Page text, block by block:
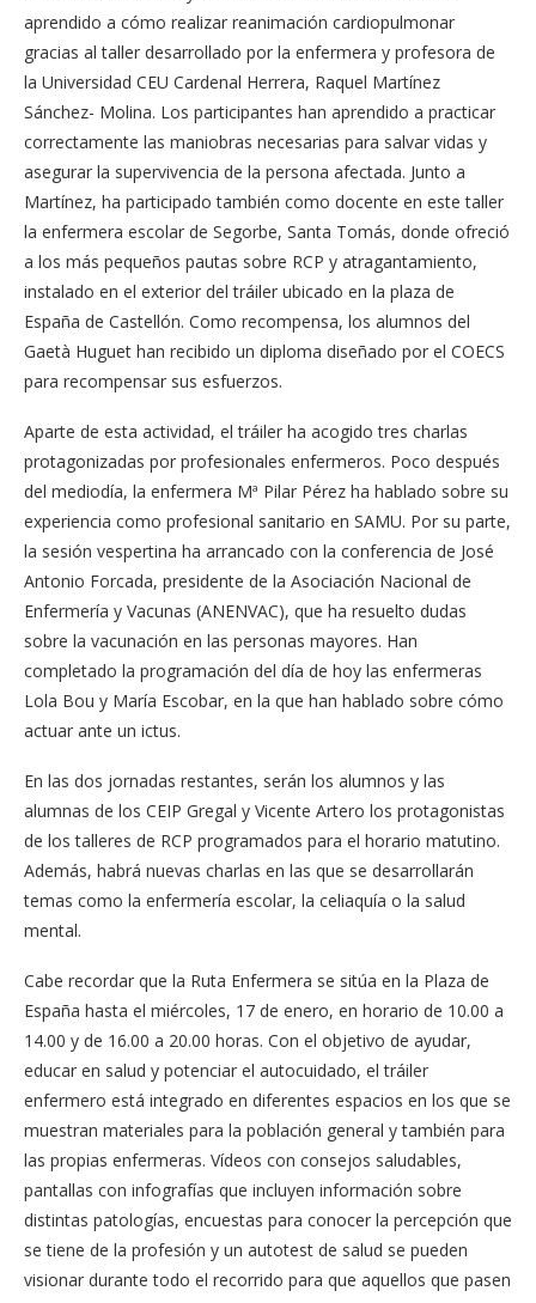
aprendido a cómo realizar reanimación cardiopulmonar
gracias al taller desarrollado por la enfermera y profesora de
la Universidad CEU Cardenal Herrera, Raquel Martínez
Sánchez- Molina. Los participantes han aprendido a practicar
correctamente las maniobras necesarias para salvar vidas y
asegurar la supervivencia de la persona afectada. Junto a
Martínez, ha participado también como docente en este taller
la enfermera escolar de Segorbe, Santa Tomás, donde ofreció
a los más pequeños pautas sobre RCP y atragantamiento,
instalado en el exterior del tráiler ubicado en la plaza de
España de Castellón. Como recompensa, los alumnos del
Gaetà Huguet han recibido un diploma diseñado por el COECS
para recompensar sus esfuerzos.
Aparte de esta actividad, el tráiler ha acogido tres charlas
protagonizadas por profesionales enfermeros. Poco después
del mediodía, la enfermera Mª Pilar Pérez ha hablado sobre su
experiencia como profesional sanitario en SAMU. Por su parte,
la sesión vespertina ha arrancado con la conferencia de José
Antonio Forcada, presidente de la Asociación Nacional de
Enfermería y Vacunas (ANENVAC), que ha resuelto dudas
sobre la vacunación en las personas mayores. Han
completado la programación del día de hoy las enfermeras
Lola Bou y María Escobar, en la que han hablado sobre cómo
actuar ante un ictus.
En las dos jornadas restantes, serán los alumnos y las
alumnas de los CEIP Gregal y Vicente Artero los protagonistas
de los talleres de RCP programados para el horario matutino.
Además, habrá nuevas charlas en las que se desarrollarán
temas como la enfermería escolar, la celiaquía o la salud
mental.
Cabe recordar que la Ruta Enfermera se sitúa en la Plaza de
España hasta el miércoles, 17 de enero, en horario de 10.00 a
14.00 y de 16.00 a 20.00 horas. Con el objetivo de ayudar,
educar en salud y potenciar el autocuidado, el tráiler
enfermero está integrado en diferentes espacios en los que se
muestran materiales para la población general y también para
las propias enfermeras. Vídeos con consejos saludables,
pantallas con infografías que incluyen información sobre
distintas patologías, encuestas para conocer la percepción que
se tiene de la profesión y un autotest de salud se pueden
visionar durante todo el recorrido para que aquellos que pasen